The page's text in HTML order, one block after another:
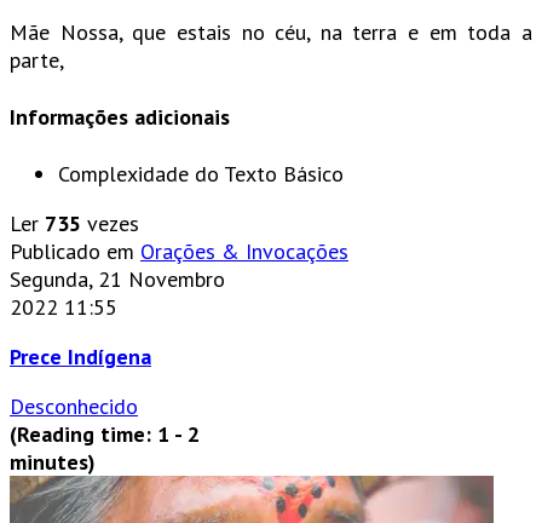
Mãe Nossa, que estais no céu, na terra e em toda a
parte,
Informações adicionais
Complexidade do Texto Básico
Ler 735 vezes
Publicado em Orações & Invocações
Segunda, 21 Novembro
2022 11:55
Prece Indígena
Desconhecido
(Reading time: 1 - 2
minutes)